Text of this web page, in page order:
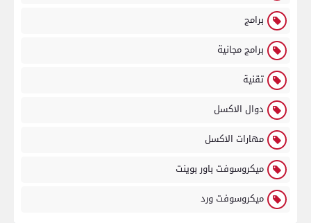
برامج
برامج مجانية
تقنية
دوال الاكسل
مهارات الاكسل
ميكروسوفت باور بوينت
ميكروسوفت ورد